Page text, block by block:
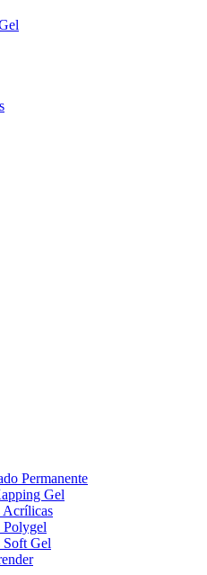
Permanente
Gel
Acrílicas
Polygel
Soft Gel